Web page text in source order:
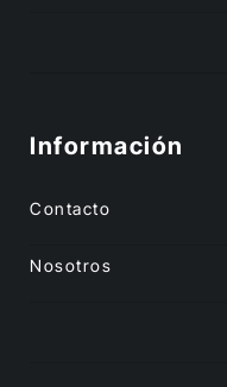
Información
Contacto
Nosotros